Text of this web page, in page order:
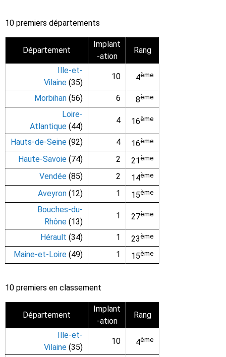
10 premiers départements
Département
Implant
-ation
Rang
Ille-et-
Vilaine (35)
10 4ème
Morbihan (56) 6 8ème
Loire-
Atlantique (44)
4 16ème
Hauts-de-Seine (92) 4 16ème
Haute-Savoie (74) 2 21ème
Vendée (85) 2 14ème
Aveyron (12) 1 15ème
Bouches-du-
Rhône (13)
1 27ème
Hérault (34) 1 23ème
Maine-et-Loire (49) 1 15ème
10 premiers en classement
Département
Implant
-ation
Rang
Ille-et-
Vilaine (35)
10 4ème